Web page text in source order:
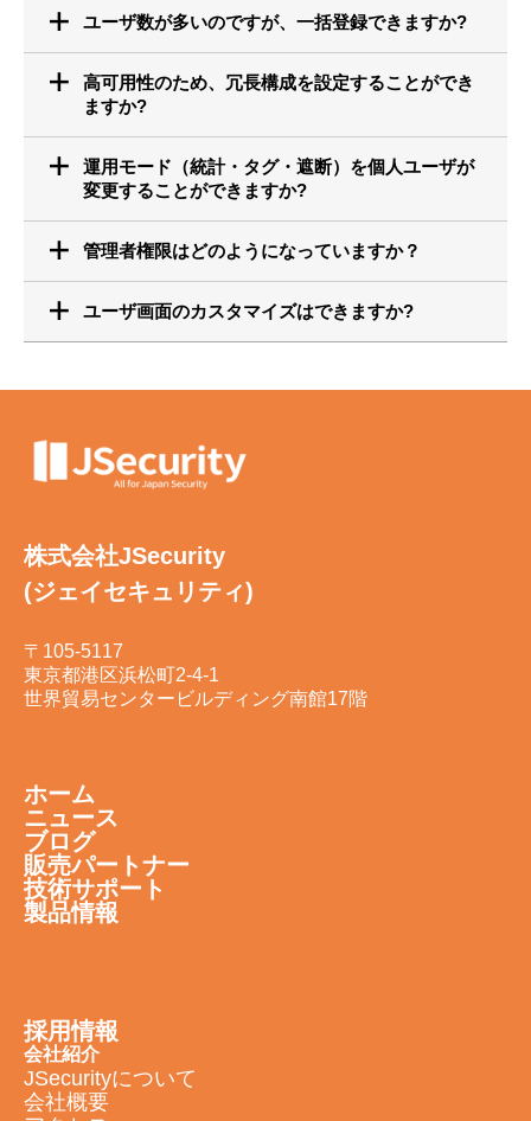
ユーザ数が多いのですが、一括登録できますか?
高可用性のため、冗長構成を設定することができ
ますか?
運用モード（統計・タグ・遮断）を個人ユーザが
変更することができますか?
管理者権限はどのようになっていますか？
ユーザ画面のカスタマイズはできますか?
株式会社JSecurity
(ジェイセキュリティ)
〒105-5117
東京都港区浜松町2-4-1
世界貿易センタービルディング南館17階
ホーム
ニュース
ブログ
販売パートナー
技術サポート
製品情報
採用情報
会社紹介
JSecurityについて
会社概要